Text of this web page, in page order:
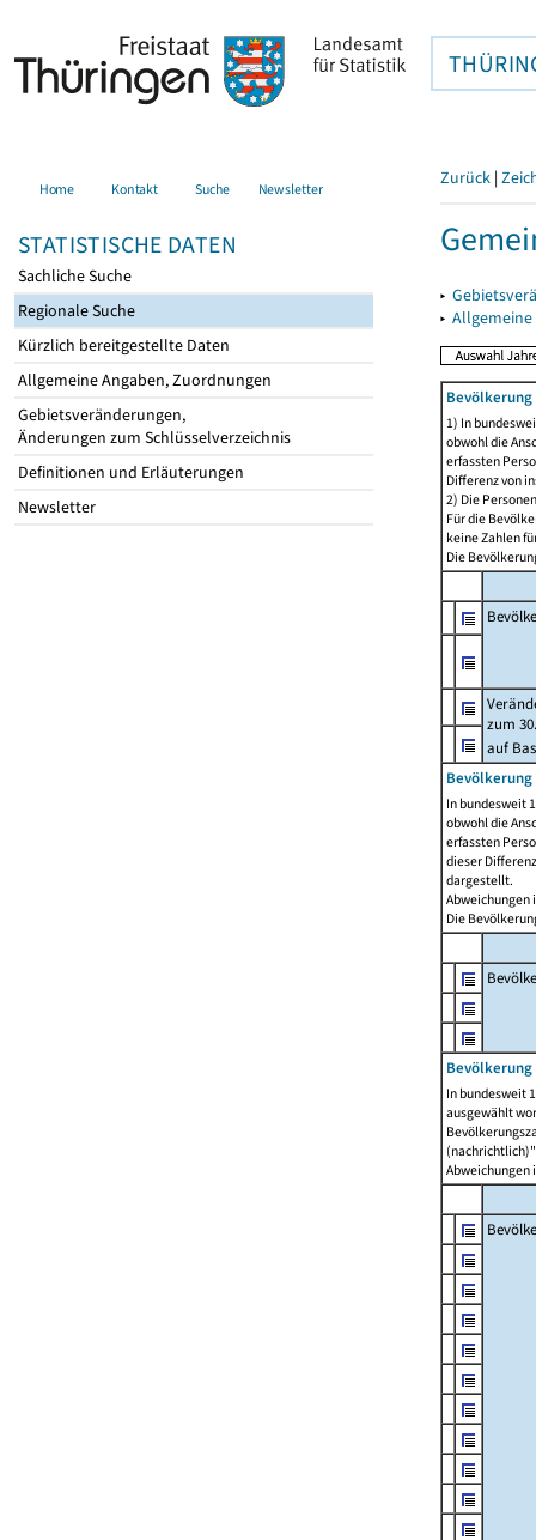
Home Kontakt Suche Newsletter
STATISTISCHE DATEN
Sachliche Suche
Regionale Suche
Kürzlich bereitgestellte Daten
Allgemeine Angaben, Zuordnungen
Gebietsveränderungen,
Änderungen zum Schlüsselverzeichnis
Definitionen und Erläuterungen
Newsletter
Zurück |
▸
▸
1) In
obwohl die
erfassten
Differenz von
2) Die
Für die
keine Zahlen
Die
zum
auf
Bevölkerung
In bundesweit
obwohl die
erfassten
dieser
dargestellt.
Abweichungen
Die
In bundesweit
ausgewählt
Abweichungen